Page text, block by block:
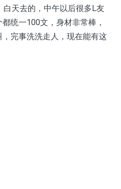
天去的，中午以后很多L友
统一100文，身材非常棒，
完事洗洗走人，现在能有这